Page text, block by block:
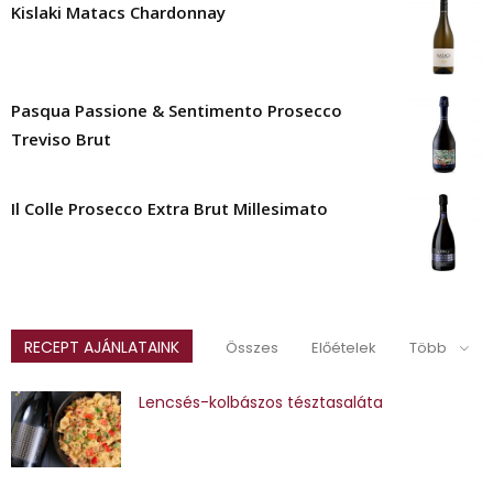
Kislaki Matacs Chardonnay
Pasqua Passione & Sentimento Prosecco
Treviso Brut
Il Colle Prosecco Extra Brut Millesimato
RECEPT AJÁNLATAINK Összes Előételek Több
Lencsés-kolbászos tésztasaláta